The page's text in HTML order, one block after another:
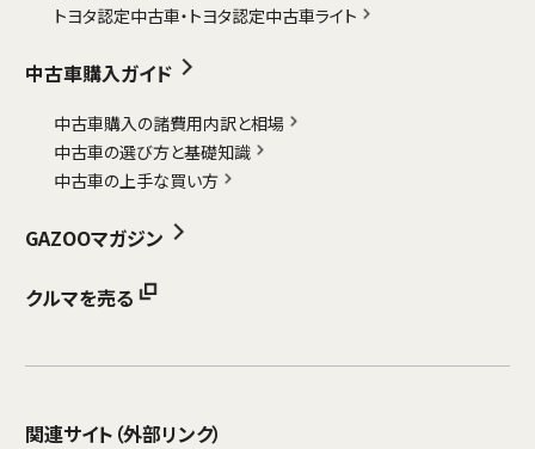
トヨタ認定中古車・ トヨタ認定中古車ライト
中古車購入ガイド
中古車購入の諸費用内訳と相場
中古車の選び方と基礎知識
中古車の上手な買い方
GAZOOマガジン
クルマを売る
関連サイト （外部リンク）